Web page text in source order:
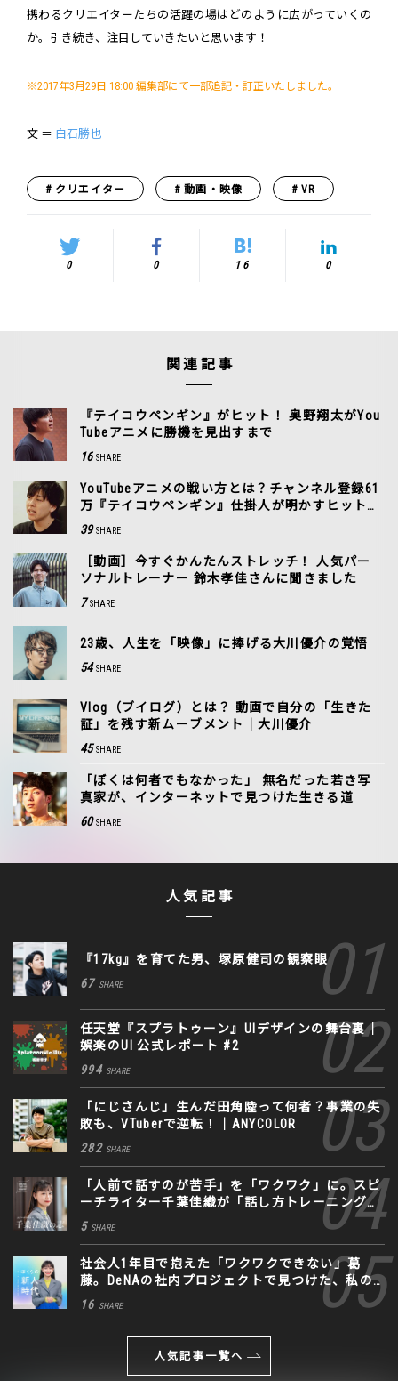
携わるクリエイターたちの活躍の場はどのように広がっていくの
か。引き続き、注目していきたいと思います！
※2017年3月29日 18:00 編集部にて一部追記・訂正いたしました。
文 ＝ 白石勝也
クリエイター 動画・映像 VR
0 0 16 0
関連記事
『テイコウペンギン』がヒット！ 奥野翔太がYou
Tubeアニメに勝機を見出すまで
16 SHARE
YouTubeアニメの戦い方とは？チャンネル登録61
万『テイコウペンギン』仕掛人が明かすヒットの
裏側
39 SHARE
［動画］今すぐかんたんストレッチ！ 人気パー
ソナルトレーナー 鈴木孝佳さんに聞きました
7 SHARE
23歳、人生を「映像」に捧げる大川優介の覚悟
54 SHARE
Vlog（ブイログ）とは？ 動画で自分の「生きた
証」を残す新ムーブメント｜大川優介
45 SHARE
「ぼくは何者でもなかった」 無名だった若き写
真家が、インターネットで見つけた生きる道
60 SHARE
人気記事
『17kg』を育てた男、塚原健司の観察眼
67 SHARE
任天堂『スプラトゥーン』UIデザインの舞台裏｜
娯楽のUI 公式レポート #2
994 SHARE
「にじさんじ」生んだ田角陸って何者？事業の失
敗も、VTuberで逆転！｜ANYCOLOR
282 SHARE
「人前で話すのが苦手」を「ワクワク」に。スピ
ーチライター千葉佳織が「話し方トレーニング」
に込めた思い
5 SHARE
社会人1年目で抱えた「ワクワクできない」葛
藤。DeNAの社内プロジェクトで見つけた、私の
生きる道
16 SHARE
人気記事一覧へ